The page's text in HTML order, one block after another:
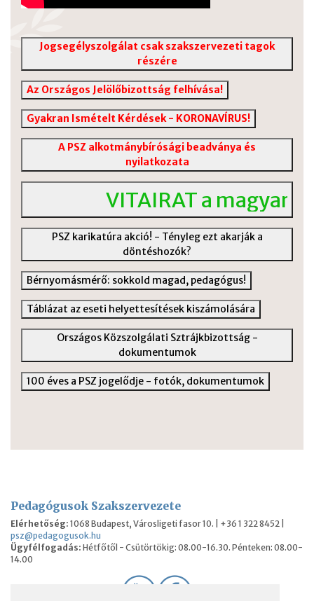
Jogsegélyszolgálat csak szakszervezeti tagok
részére
Az Országos Jelölőbizottság felhívása!
Gyakran Ismételt Kérdések - KORONAVÍRUS!
A PSZ alkotmánybírósági beadványa és
nyilatkozata
VITAIRAT a magyar
PSZ karikatúra akció! - Tényleg ezt akarják a
döntéshozók?
Bérnyomásmérő: sokkold magad, pedagógus!
Táblázat az eseti helyettesítések kiszámolására
Országos Közszolgálati Sztrájkbizottság -
dokumentumok
100 éves a PSZ jogelődje - fotók, dokumentumok
Pedagógusok Szakszervezete
Elérhetőség: 1068 Budapest, Városligeti fasor 10. | +36 1 322 8452 |
psz@pedagogusok.hu
Ügyfélfogadás: Hétfőtől - Csütörtökig: 08.00-16.30. Pénteken: 08.00-
14.00